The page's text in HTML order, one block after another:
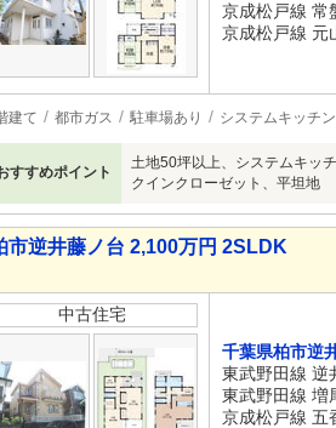
京成松戸線 常
京成松戸線 元
建て 都市ガス 駐車場あり システムキッチン
すすめポイント
土地50坪以上、システムキッ
クインクローゼット、平坦地
市逆井藤ノ台 2,100万円 2SLDK
中古住宅
千葉県柏市逆
東武野田線 逆
東武野田線 増
京成松戸線 五